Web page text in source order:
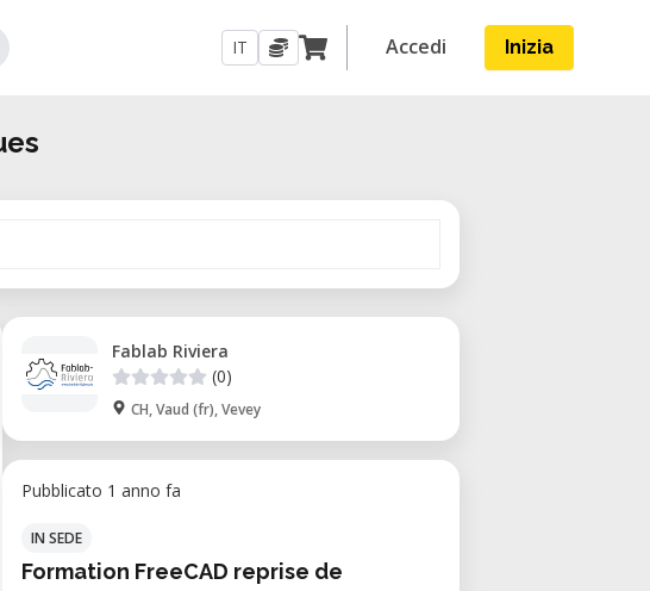
IT Accedi Inizia
Fablab Riviera
(0)
CH, Vaud (fr), Vevey
Pubblicato 1 anno fa
IN SEDE
Formation FreeCAD reprise de